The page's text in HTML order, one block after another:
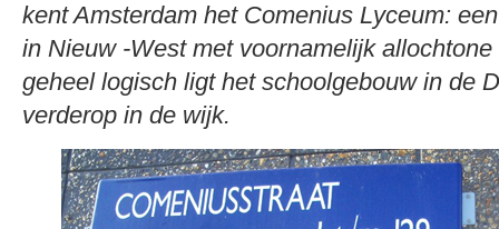
kent Amsterdam het Comenius Lyceum:
in Nieuw -West met voornamelijk
geheel logisch ligt het schoolgebouw in de
verderop in de wijk.